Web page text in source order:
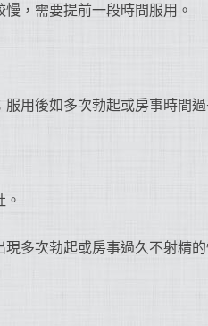
，需要提前一段時間服用。
用後如多次勃起或房事時間
多次勃起或房事過久不射精